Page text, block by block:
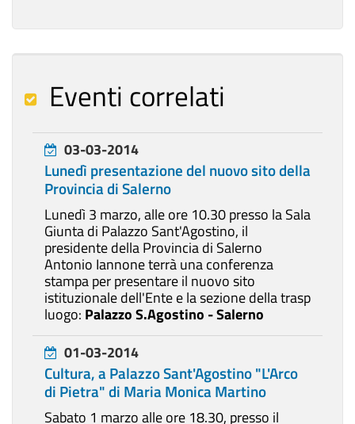
Eventi correlati
03-03-2014
Lunedì presentazione del nuovo sito della
Provincia di Salerno
Lunedì 3 marzo, alle ore 10.30 presso la Sala
Giunta di Palazzo Sant'Agostino, il
presidente della Provincia di Salerno
Antonio Iannone terrà una conferenza
stampa per presentare il nuovo sito
istituzionale dell'Ente e la sezione della trasp
luogo: Palazzo S.Agostino - Salerno
01-03-2014
Cultura, a Palazzo Sant'Agostino "L'Arco
di Pietra" di Maria Monica Martino
Sabato 1 marzo alle ore 18.30, presso il